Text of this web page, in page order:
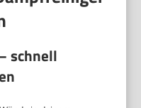
schnell